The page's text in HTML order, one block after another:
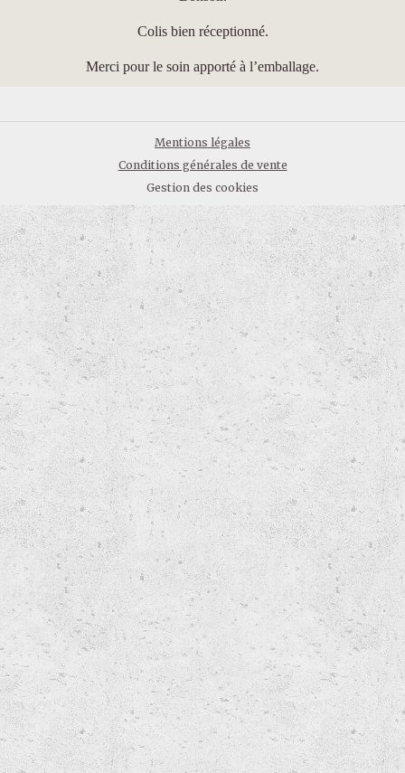
Colis bien réceptionné.
Merci pour le soin apporté à l’emballage.
Mentions légales
Conditions générales de vente
Gestion des cookies